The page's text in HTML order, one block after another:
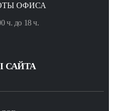
ОФИСА
ч. до 18 ч.
САЙТА